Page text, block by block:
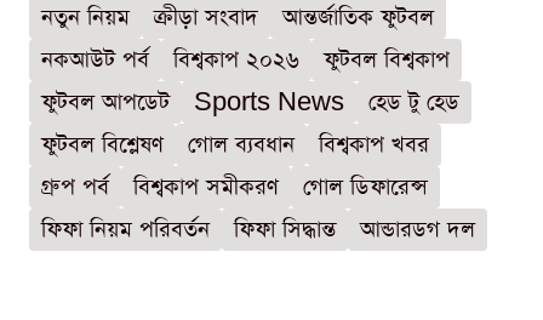
নতুন নিয়ম
ক্রীড়া সংবাদ
আন্তর্জাতিক ফুটবল
নকআউট পর্ব
বিশ্বকাপ ২০২৬
ফুটবল বিশ্বকাপ
ফুটবল আপডেট
Sports News
হেড টু হেড
ফুটবল বিশ্লেষণ
গোল ব্যবধান
বিশ্বকাপ খবর
গ্রুপ পর্ব
বিশ্বকাপ সমীকরণ
গোল ডিফারেন্স
ফিফা নিয়ম পরিবর্তন
ফিফা সিদ্ধান্ত আন্ডারডগ দল